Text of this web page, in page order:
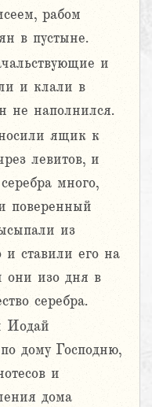
рабом
в пустыне.
и
и клали в
не наполнился.
ящик к
левитов, и
много,
поверенный
из
ставили его на
они изо дня в
серебра.
Иодай
дому Господню,
и
дома